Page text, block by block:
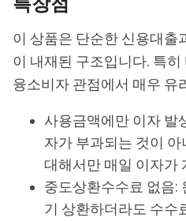
이 상품은 단순한 신용대출
이 내재된 구조입니다. 특
융소비자 관점에서 매우 유
사용금액에만 이자 발
자가 부과되는 것이
대해서만 매일 이자가
중도상환수수료 없음:
기 상환하더라도 수수